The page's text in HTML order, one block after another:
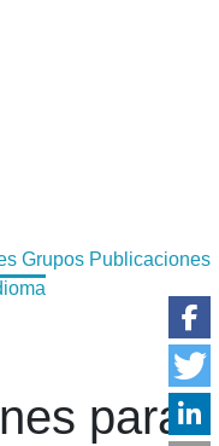
Grupos Publicaciones
para